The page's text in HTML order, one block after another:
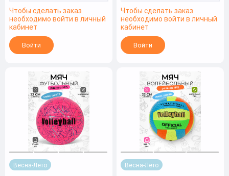
Чтобы сделать заказ
необходимо войти в личный
кабинет
Войти
Чтобы сделать заказ
необходимо войти в личный
кабинет
Войти
Весна-Лето Весна-Лето